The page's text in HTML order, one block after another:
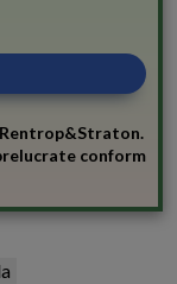
conform